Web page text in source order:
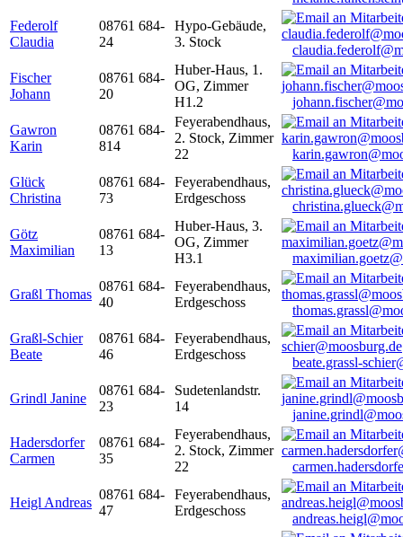
Federolf
Claudia
08761 684-
24
Hypo-Gebäude,
3. Stock
Fischer
Johann
08761 684-
20
Huber-Haus, 1.
OG, Zimmer
H1.2
Gawron
Karin
08761 684-
814
Feyerabendhaus,
2. Stock, Zimmer
22
Glück
Christina
08761 684-
73
Feyerabendhaus,
Erdgeschoss
Götz
Maximilian
08761 684-
13
Huber-Haus, 3.
OG, Zimmer
H3.1
Graßl Thomas
08761 684-
40
Feyerabendhaus,
Erdgeschoss
Graßl-Schier
Beate
08761 684-
46
Feyerabendhaus,
Erdgeschoss
beate.grassl-
Grindl Janine
08761 684-
23
Sudetenlandstr.
14
Hadersdorfer
Carmen
08761 684-
35
Feyerabendhaus,
2. Stock, Zimmer
22
Heigl Andreas
08761 684-
47
Feyerabendhaus,
Erdgeschoss